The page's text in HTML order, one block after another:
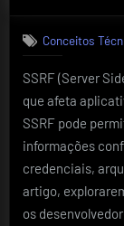
Conceitos
SSRF (Server
que afeta
SSRF pode
informações
credenciais,
artigo,
os